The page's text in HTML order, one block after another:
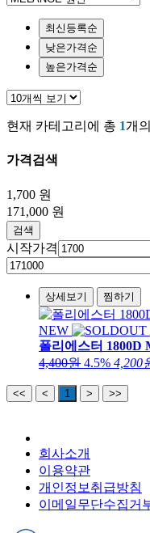
최신등록순
낮은가격순
높은가격순
현재 카테고리에 총 1개
가격검색
1,700 원
171,000 원
검색
시작가격
상세보기 찜하기
NEW
폴리에스터
4,400원 4.5% 4,200
<< < 1 > >>
회사소개
이용약관
개인정보취급방침
이메일무단수집거